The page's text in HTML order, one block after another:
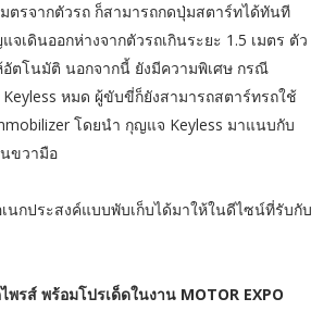
ตรจากตัวรถ ก็สามารถกดปุ่มสตาร์ทได้ทันที
เดินออกห่างจากตัวรถเกินระยะ 1.5 เมตร ตัว
อัตโนมัติ นอกจากนี้ ยังมีความพิเศษ กรณี
หมด ผู้ขับขี่ก็ยังสามารถสตาร์ทรถใช้
โดยนำ กุญแจ Keyless มาแนบกับ
ขวามือ
นกประสงค์แบบพับเก็บได้มาให้ในดีไซน์ที่รับกับ
รส์ พร้อมโปรเด็ดในงาน MOTOR EXPO